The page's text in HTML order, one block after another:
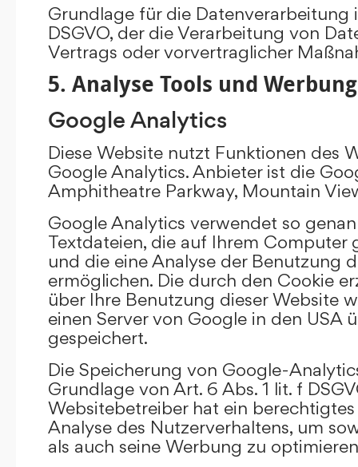
Grundlage für die Datenverarbeitung
DSGVO, der die Verarbeitung von
Vertrags oder vorvertraglicher
5. Analyse Tools und Werbung
Google Analytics
Diese Website nutzt Funktionen des
Google Analytics. Anbieter ist die
Amphitheatre Parkway, Mountain
Google Analytics verwendet so
Textdateien, die auf Ihrem Computer
und die eine Analyse der Benutzung
ermöglichen. Die durch den Cookie
über Ihre Benutzung dieser Website
einen Server von Google in den USA
gespeichert.
Die Speicherung von Google-
Grundlage von Art. 6 Abs. 1 lit. f
Websitebetreiber hat ein berechtigtes
Analyse des Nutzerverhaltens, um
als auch seine Werbung zu